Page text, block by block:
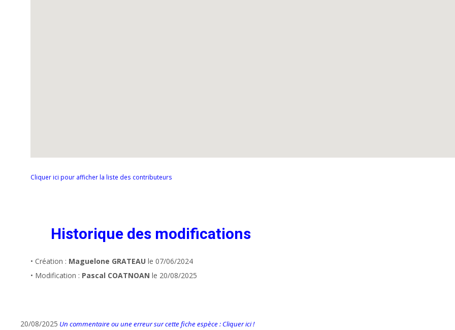
Cliquer ici pour afficher la liste des contributeurs
Historique des modifications
• Création : Maguelone GRATEAU le 07/06/2024
• Modification : Pascal COATNOAN le 20/08/2025
20/08/2025 Un commentaire ou une erreur sur cette fiche espèce : Cliquer ici !